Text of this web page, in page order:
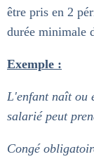
être pris en 2
durée minimale
Exemple :
L'enfant naît ou
salarié peut
Congé